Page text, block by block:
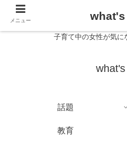
子育て中の女性が気に
話題
教育
メニュー